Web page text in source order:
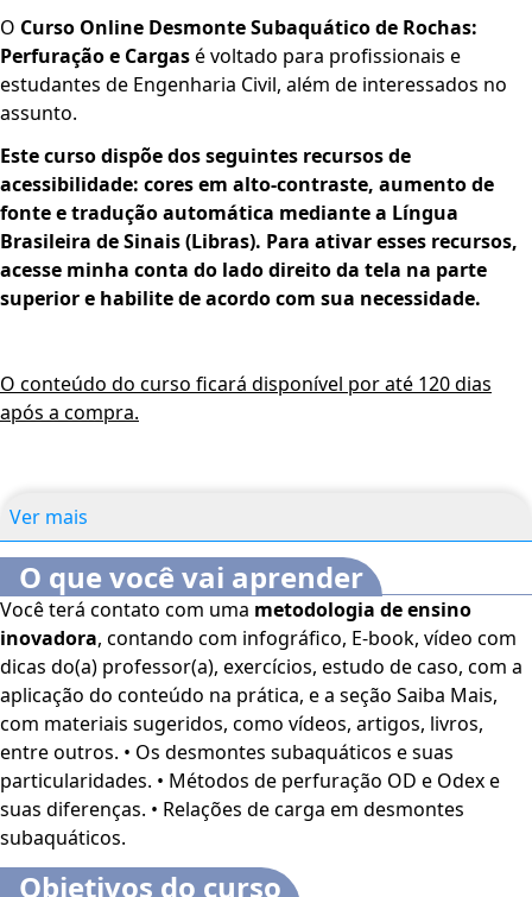
O Curso Online Desmonte Subaquático de Rochas:
Perfuração e Cargasé voltado para profissionais e
estudantes de Engenharia Civil, além de interessados no
assunto.
Este curso dispõe dos seguintes recursos de
acessibilidade: cores em alto-contraste, aumento de
fonte e tradução automática mediante a Língua
Brasileira de Sinais (Libras). Para ativar esses recursos,
acesse minha conta do lado direito da tela na parte
superior e habilite de acordo com sua necessidade.
O conteúdo do curso ficará disponível por até 120 dias
após a compra.
Ver mais
O que você vai aprender
Você terá contato com uma metodologia de ensino
inovadora, contando com infográfico, E-book, vídeo com
dicas do(a) professor(a), exercícios, estudo de caso, com a
aplicação do conteúdo na prática, e a seção Saiba Mais,
com materiais sugeridos, como vídeos, artigos, livros,
entre outros. • Os desmontes subaquáticos e suas
particularidades. • Métodos de perfuração OD e Odex e
suas diferenças. • Relações de carga em desmontes
subaquáticos.
Objetivos do curso